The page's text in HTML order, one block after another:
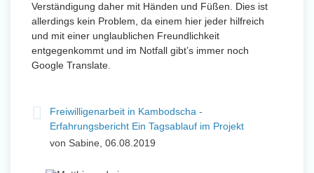
Verständigung daher mit Händen und Füßen. Dies ist
allerdings kein Problem, da einem hier jeder hilfreich
und mit einer unglaublichen Freundlichkeit
entgegenkommt und im Notfall gibt’s immer noch
Google Translate.
Freiwilligenarbeit in Kambodscha -
Erfahrungsbericht Ein Tagsablauf im Projekt
von Sabine, 06.08.2019